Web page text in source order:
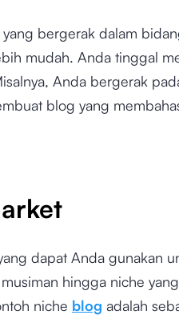
bergerak dalam
mudah. Anda tinggal
Anda bergerak
blog yang
dapat Anda gunakan
hingga niche
niche blog adalah